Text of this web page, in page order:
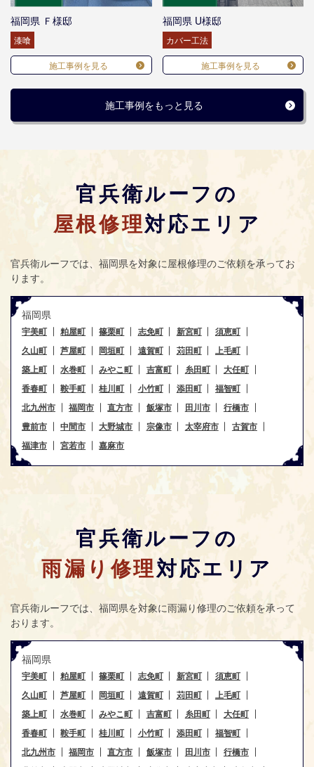
福岡県 Ｆ様邸
漆喰
施工事例を見る
福岡県 U様邸
カバー工法
施工事例を見る
施工事例をもっと見る
官兵衛ルーフの
屋根修理対応エリア
官兵衛ルーフでは、福岡県を対象に屋根修理のご依頼を承ってお
ります。
福岡県
宇美町 粕屋町 篠栗町 志免町 新宮町
須恵町
久山町
芦屋町 岡垣町 遠賀町 苅田町
上毛町
築上町
水巻町 みやこ町 吉富町 糸田町
大任町
香春町
鞍手町 桂川町 小竹町 添田町
福智町
北九州市
福岡市 直方市 飯塚市 田川市
行橋市
豊前市
中間市 大野城市 宗像市 太宰府市
古賀市
福津市
宮若市 嘉麻市
官兵衛ルーフの
雨漏り修理対応エリア
官兵衛ルーフでは、福岡県を対象に雨漏り修理のご依頼を承って
おります。
福岡県
宇美町 粕屋町 篠栗町 志免町 新宮町
須恵町
久山町
芦屋町 岡垣町 遠賀町 苅田町
上毛町
築上町
水巻町 みやこ町 吉富町 糸田町
大任町
香春町
鞍手町 桂川町 小竹町 添田町
福智町
北九州市
福岡市 直方市 飯塚市 田川市
行橋市